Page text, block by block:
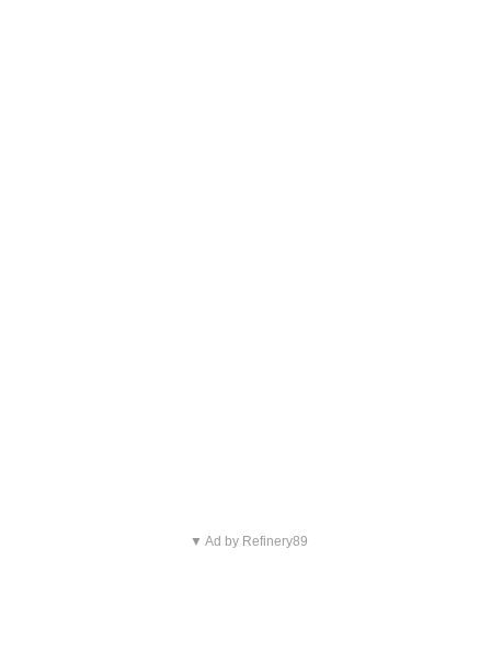
▼ Ad by Refinery89